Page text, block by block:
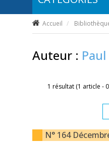
Accueil
Auteur :
1 résultat (1 article -
N° 164